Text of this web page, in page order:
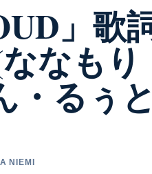
」歌
なもり
・るぅ
NIEMI